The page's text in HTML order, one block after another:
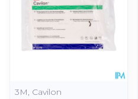
3M, Cavilon